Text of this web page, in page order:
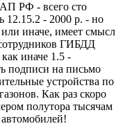
РФ - всего сто
12.15.2 - 2000 р. - но
иначе, имеет смысл
ГИБДД
иначе 1.5 -
подписи на письмо
устройства по
Как раз скоро
полутора тысячам